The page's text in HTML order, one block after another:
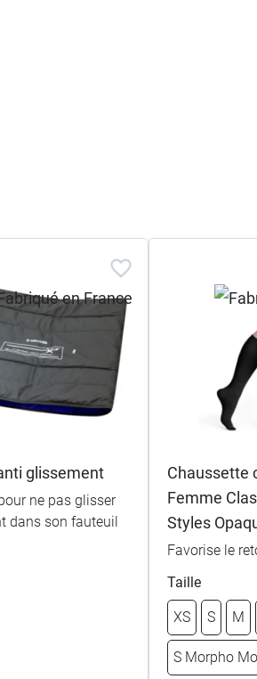
glissement
ne pas glisser
dans son fauteuil
Chaussette
Femme
Styles
Favorise le
Taille
XS S M
S Morpho